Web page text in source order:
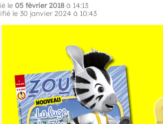
le 05 février 2018 à 14:13
le 30 janvier 2024 à 10:43